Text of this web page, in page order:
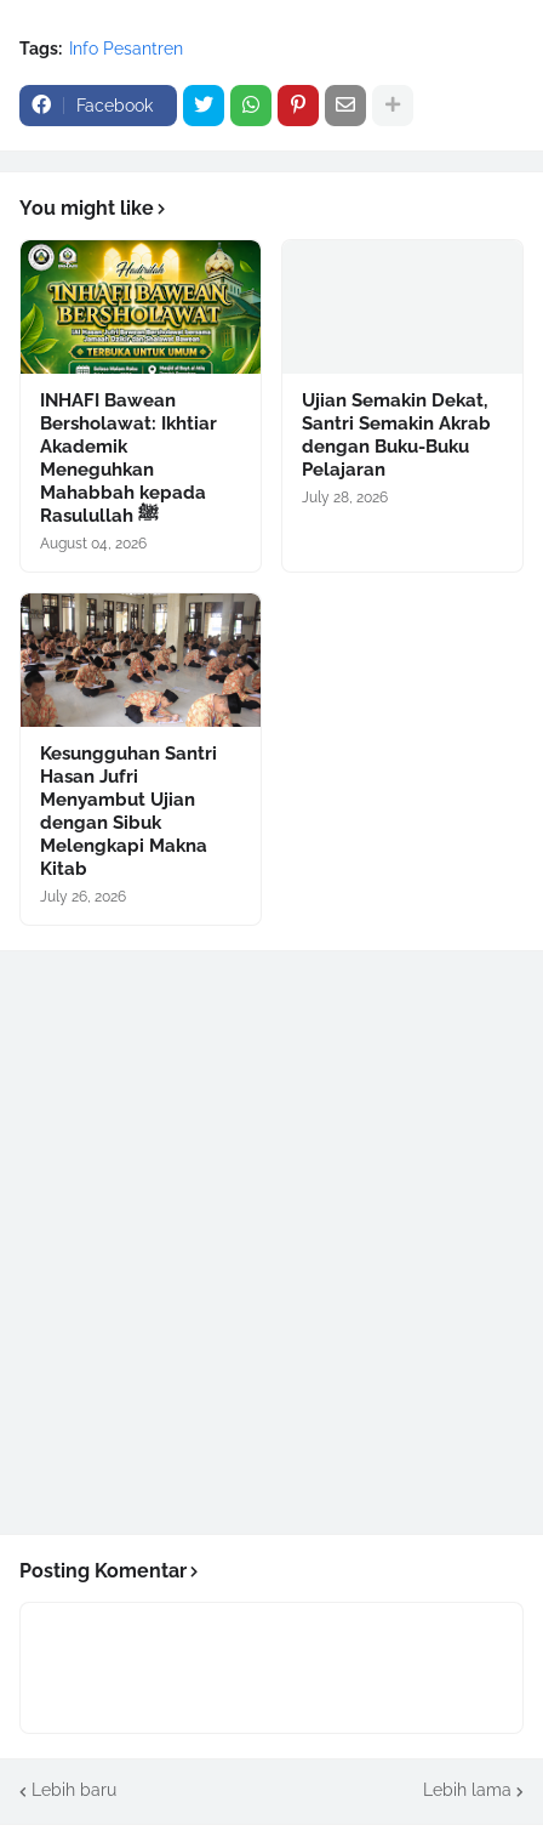
Tags: Info Pesantren
Facebook
You might like
INHAFI Bawean
Bersholawat: Ikhtiar
Akademik
Meneguhkan
Mahabbah kepada
Rasulullah ﷺ
August 04, 2026
Ujian Semakin Dekat,
Santri Semakin Akrab
dengan Buku-Buku
Pelajaran
July 28, 2026
Kesungguhan Santri
Hasan Jufri
Menyambut Ujian
dengan Sibuk
Melengkapi Makna
Kitab
July 26, 2026
Posting Komentar
Lebih baru Lebih lama